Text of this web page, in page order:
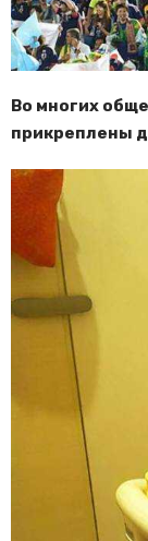
Во многих
прикреплены